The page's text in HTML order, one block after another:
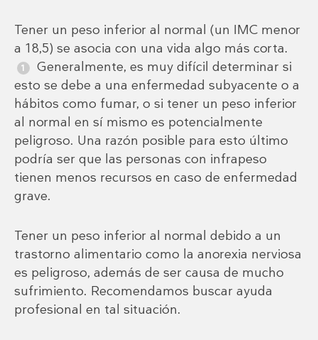
Tener un peso inferior al normal (un IMC menor
a 18,5) se asocia con una vida algo más corta.
Generalmente, es muy difícil determinar si
esto se debe a una enfermedad subyacente o a
hábitos como fumar, o si tener un peso inferior
al normal en sí mismo es potencialmente
peligroso. Una razón posible para esto último
podría ser que las personas con infrapeso
tienen menos recursos en caso de enfermedad
grave.
Tener un peso inferior al normal debido a un
trastorno alimentario como la anorexia nerviosa
es peligroso, además de ser causa de mucho
sufrimiento. Recomendamos buscar ayuda
profesional en tal situación.